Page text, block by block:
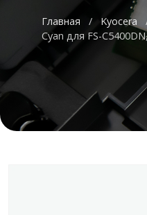
Главная / Kyocera
Cyan для FS-